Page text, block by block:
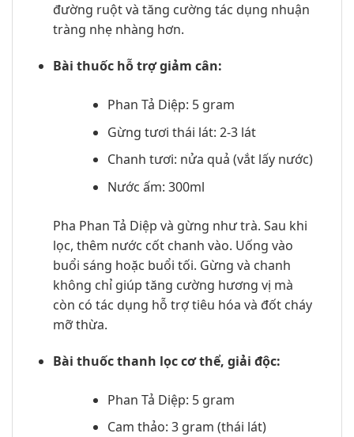
đường ruột và tăng cường tác dụng nhuận
tràng nhẹ nhàng hơn.
Bài thuốc hỗ trợ giảm cân:
Phan Tả Diệp: 5 gram
Gừng tươi thái lát: 2-3 lát
Chanh tươi: nửa quả (vắt lấy nước)
Nước ấm: 300ml
Pha Phan Tả Diệp và gừng như trà. Sau khi
lọc, thêm nước cốt chanh vào. Uống vào
buổi sáng hoặc buổi tối. Gừng và chanh
không chỉ giúp tăng cường hương vị mà
còn có tác dụng hỗ trợ tiêu hóa và đốt cháy
mỡ thừa.
Bài thuốc thanh lọc cơ thể, giải độc:
Phan Tả Diệp: 5 gram
Cam thảo: 3 gram (thái lát)